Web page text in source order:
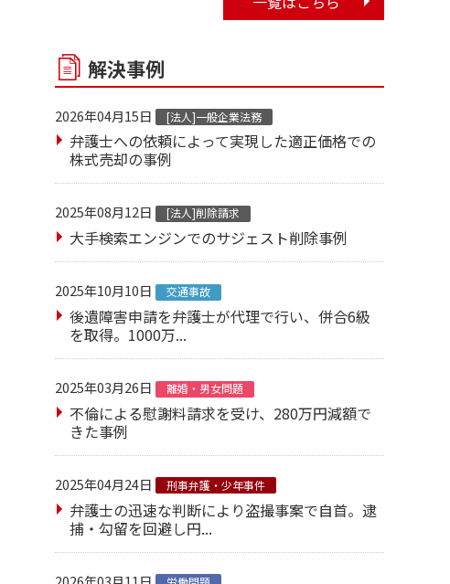
解決事例
2026年04月15日 [法人]一般企業法務
弁護士への依頼によって実現した適正価格での
株式売却の事例
2025年08月12日 [法人]削除請求
大手検索エンジンでのサジェスト削除事例
2025年10月10日 交通事故
後遺障害申請を弁護士が代理で行い、併合6級
を取得。1000万...
2025年03月26日 離婚・男女問題
不倫による慰謝料請求を受け、280万円減額で
きた事例
2025年04月24日 刑事弁護・少年事件
弁護士の迅速な判断により盗撮事案で自首。逮
捕・勾留を回避し円...